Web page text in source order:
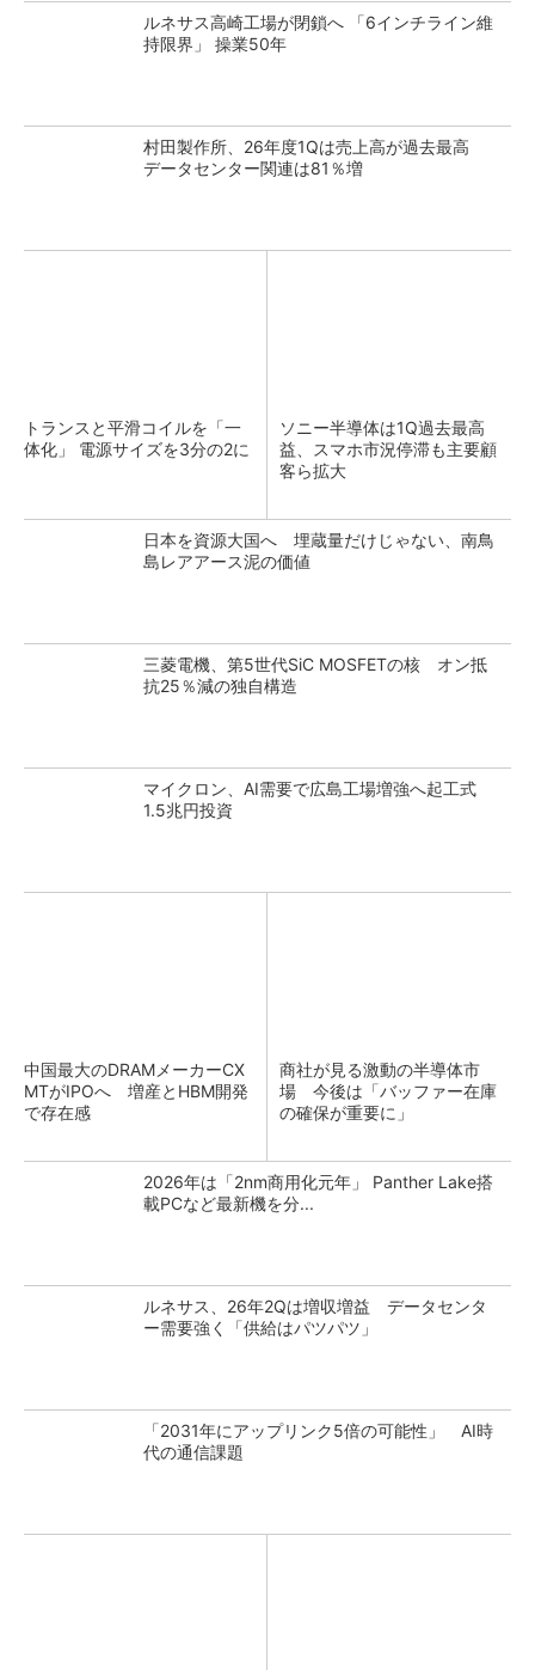
ルネサス高崎工場が閉鎖へ 「6インチライン維
持限界」 操業50年
村田製作所、26年度1Qは売上高が過去最高
データセンター関連は81％増
トランスと平滑コイルを「一
体化」 電源サイズを3分の2に
ソニー半導体は1Q過去最高
益、スマホ市況停滞も主要顧
客ら拡大
日本を資源大国へ 埋蔵量だけじゃない、南鳥
島レアアース泥の価値
三菱電機、第5世代SiC MOSFETの核 オン抵
抗25％減の独自構造
マイクロン、AI需要で広島工場増強へ起工式
1.5兆円投資
中国最大のDRAMメーカーCX
MTがIPOへ 増産とHBM開発
で存在感
商社が見る激動の半導体市
場 今後は「バッファー在庫
の確保が重要に」
2026年は「2nm商用化元年」 Panther Lake搭
載PCなど最新機を分...
ルネサス、26年2Qは増収増益 データセンタ
ー需要強く「供給はパツパツ」
「2031年にアップリンク5倍の可能性」 AI時
代の通信課題